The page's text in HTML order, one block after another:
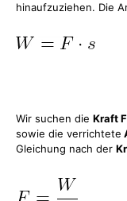
hinaufzuziehen. Die
Wir suchen die Kraft F
sowie die verrichtete
Gleichung nach der